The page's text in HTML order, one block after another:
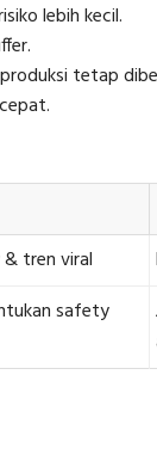
lebih kecil.
tetap
tren viral
safety